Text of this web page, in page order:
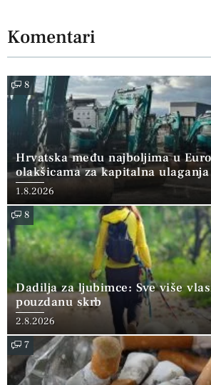
Komentari
8
Hrvatska među najboljima u
olakšicama za kapitalna ulaganja
1.8.2026
8
Dadilja za ljubimce: Sve više
pouzdanu skrb
2.8.2026
7